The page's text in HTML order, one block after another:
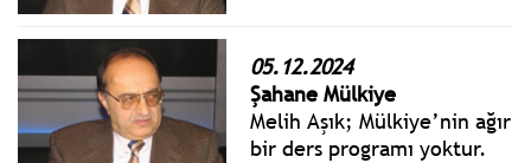
yüzlerini ve davranışlarını
görünce ister istemez o
eski günleri, işine saygılı
çalışanları anımsıyorum.
05.12.2024
Şahane Mülkiye
Melih Aşık; Mülkiye’nin ağır
bir ders programı yoktur.